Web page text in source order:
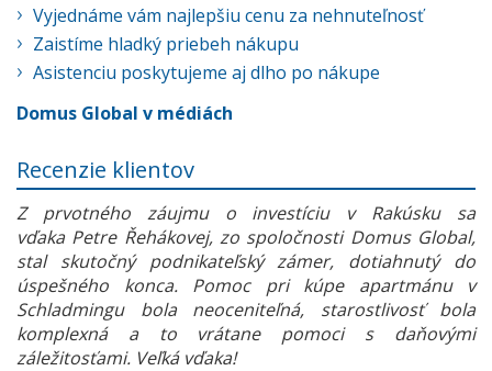
Vyjednáme vám najlepšiu cenu za nehnuteľnosť
Zaistíme hladký priebeh nákupu
Asistenciu poskytujeme aj dlho po nákupe
Domus Global v médiách
Recenzie klientov
Z prvotného záujmu o investíciu v Rakúsku sa
vďaka Petre Řehákovej, zo spoločnosti Domus Global,
stal skutočný podnikateľský zámer, dotiahnutý do
úspešného konca. Pomoc pri kúpe apartmánu v
Schladmingu bola neoceniteľná, starostlivosť bola
komplexná a to vrátane pomoci s daňovými
záležitosťami. Veľká vďaka!